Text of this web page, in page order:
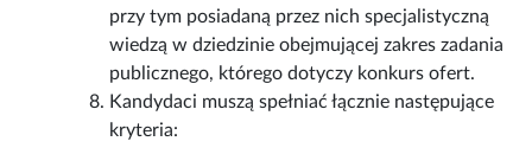
przy tym posiadaną przez nich specjalistyczną
wiedzą w dziedzinie obejmującej zakres zadania
publicznego, którego dotyczy konkurs ofert.
Kandydaci muszą spełniać łącznie następujące
kryteria: